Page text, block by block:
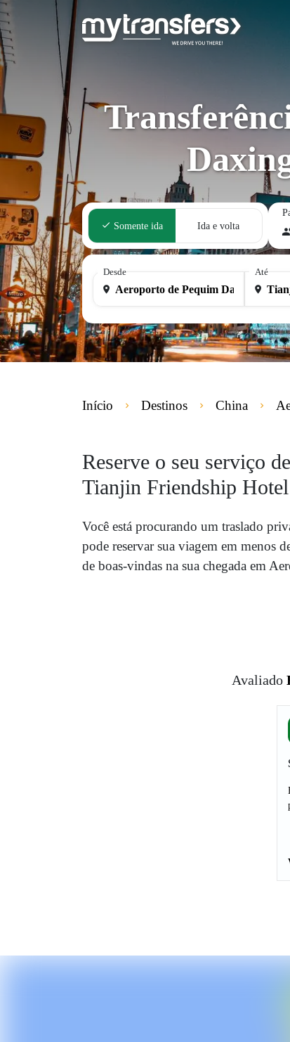
Somente ida Ida e volta
Desde Até
Início Destinos China
Reserve o seu serviço
Tianjin Friendship Hotel
Você está procurando um traslado
pode reservar sua viagem em menos
de boas-vindas na sua chegada em
Avaliado